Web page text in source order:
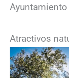
Atractivos